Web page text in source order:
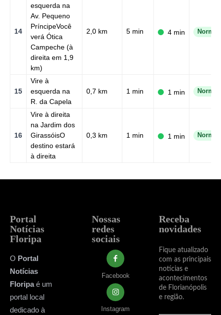
14
esquerda na
Av. Pequeno
PríncipeVocê
verá Ótica
Campeche (à
direita em 1,9
km)
2,0 km 5 min 4 min Normal
15
Vire à
esquerda na
R. da Capela
0,7 km 1 min 1 min Normal
16
Vire à direita
na Jardim dos
GirassóisO
destino estará
à direita
0,3 km 1 min 1 min Normal
Portal
Notícias
Floripa
O Portal
Notícias
Floripaé um
portal local
dedicado à
Nossas
redes
sociais
Facebook
Instagram
Receba
novidades
Fique atualizado
com as principais
notícias e
acontecimentos
de Florianópolis
e região.